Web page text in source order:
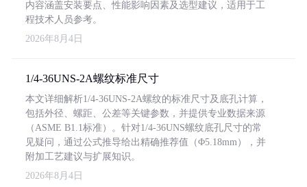
内容涵盖安装要点、性能影响因素及选型建议，适用于工
程技术人员参考。
2026年8月4日
1/4-36UNS-2A螺纹标准尺寸
本文详细解析1/4-36UNS-2A螺纹的标准尺寸及底孔计算，
包括外径、螺距、公差等关键参数，并提供专业数据来源
（ASME B1.1标准）。针对1/4-36UNS螺纹底孔尺寸的常
见疑问，通过公式推导给出精确推荐值（Φ5.18mm），并
附加工艺建议与扩展知识。
2026年8月4日